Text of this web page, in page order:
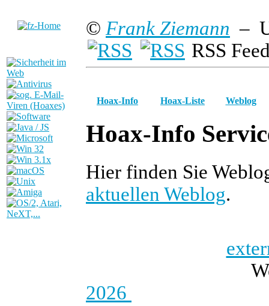
© Frank Ziemann –
RSS
Hoax-Info Hoax-Liste Weblog
Hoax-Info
Hier finden Sie
aktuellen Weblog.
2026